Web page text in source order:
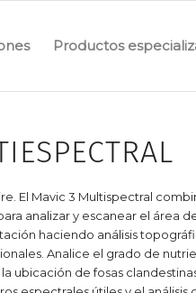
Productos
El Mavic 3 Multispectral
analizar y escanear el área
haciendo análisis
Analice el grado de
ubicación de fosas